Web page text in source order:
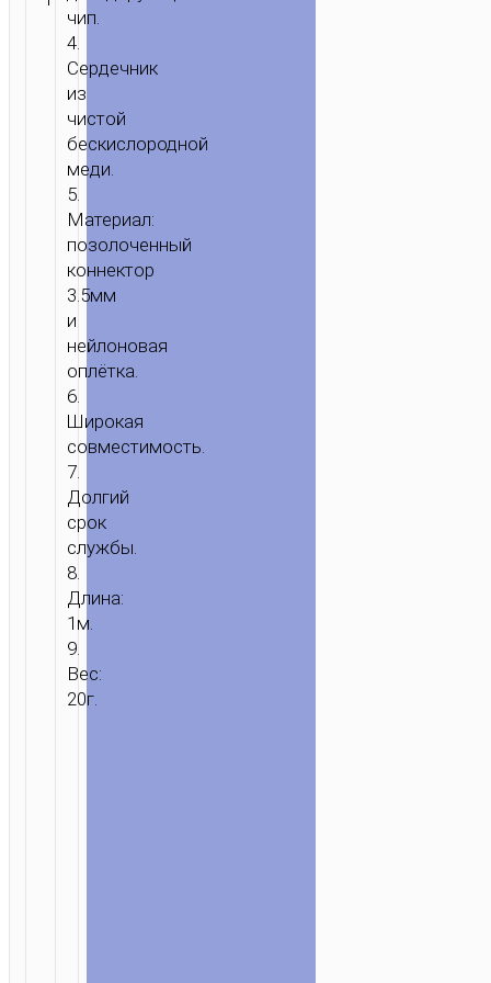
чип.
4.
Сердечник
из
чистой
бескислородной
меди.
5.
Материал:
позолоченный
коннектор
3.5мм
и
нейлоновая
оплётка.
6.
Широкая
совместимость.
7.
Долгий
срок
службы.
8.
Длина:
1м.
9.
Вес:
20г.